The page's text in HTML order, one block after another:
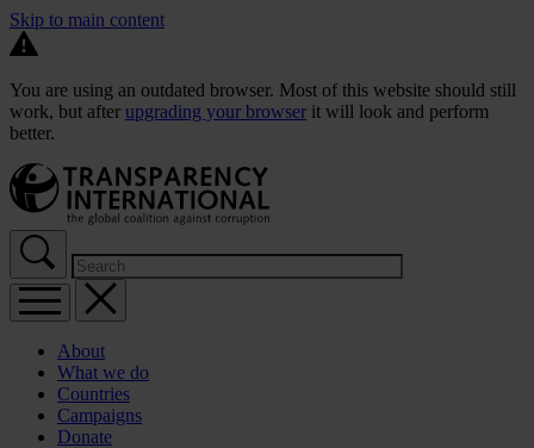
Skip to main content
You are using an outdated browser. Most of this website should still
work, but after upgrading your browser it will look and perform
better.
About
What we do
Countries
Campaigns
Donate